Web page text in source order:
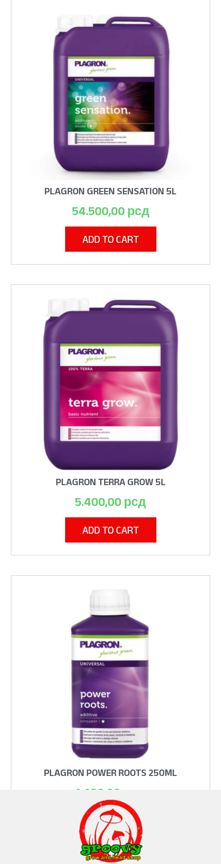
PLAGRON GREEN SENSATION 5L
54.500,00 рсд
ADD TO CART
PLAGRON TERRA GROW 5L
5.400,00 рсд
ADD TO CART
PLAGRON POWER ROOTS 250ML
1.480,00
ADD TO CART